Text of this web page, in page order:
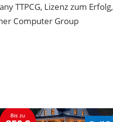
TTPCG, Lizenz zum
Computer Group